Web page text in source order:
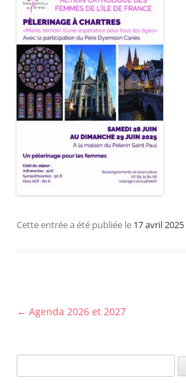
Cette entrée a été publiée le 17 avril 2025
Navigation
← Agenda 2026 et 2027